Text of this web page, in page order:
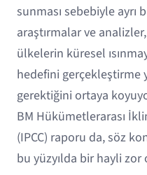
sunması sebebiyle ayrı
araştırmalar ve
ülkelerin küresel
hedefini gerçekleştirme
gerektiğini ortaya
BM Hükümetlerarası
(IPCC) raporu da, söz
bu yüzyılda bir hayli